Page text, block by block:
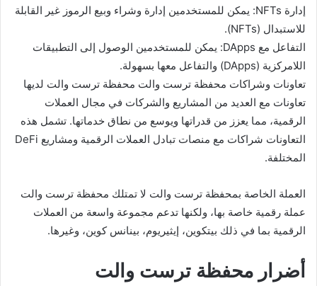
إدارة NFTs: يمكن للمستخدمين إدارة وشراء وبيع الرموز غير القابلة
للاستبدال (NFTs).
التفاعل مع DApps: يمكن للمستخدمين الوصول إلى التطبيقات
اللامركزية (DApps) والتفاعل معها بسهولة.
تعاونات وشراكات محفظة ترست والت محفظة ترست والت لديها
تعاونات مع العديد من المشاريع والشركات في مجال العملات
الرقمية، مما يعزز من قدراتها ويوسع من نطاق خدماتها. تشمل هذه
التعاونات شراكات مع منصات تبادل العملات الرقمية ومشاريع DeFi
المختلفة.
العملة الخاصة بمحفظة ترست والت لا تمتلك محفظة ترست والت
عملة رقمية خاصة بها، ولكنها تدعم مجموعة واسعة من العملات
الرقمية بما في ذلك بيتكوين، إيثيريوم، بينانس كوين، وغيرها.
أضرار محفظة ترست والت